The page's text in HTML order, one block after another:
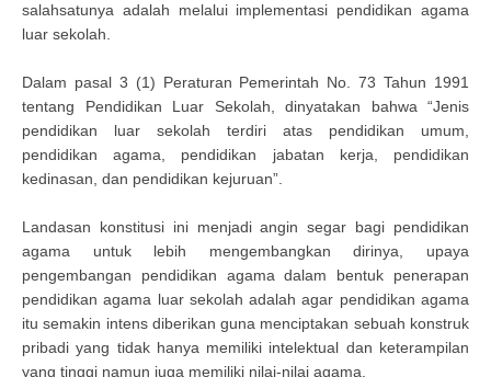
salahsatunya adalah melalui implementasi pendidikan agama
luar sekolah.
Dalam pasal 3 (1) Peraturan Pemerintah No. 73 Tahun 1991
tentang Pendidikan Luar Sekolah, dinyatakan bahwa “Jenis
pendidikan luar sekolah terdiri atas pendidikan umum,
pendidikan agama, pendidikan jabatan kerja, pendidikan
kedinasan, dan pendidikan kejuruan”.
Landasan konstitusi ini menjadi angin segar bagi pendidikan
agama untuk lebih mengembangkan dirinya, upaya
pengembangan pendidikan agama dalam bentuk penerapan
pendidikan agama luar sekolah adalah agar pendidikan agama
itu semakin intens diberikan guna menciptakan sebuah konstruk
pribadi yang tidak hanya memiliki intelektual dan keterampilan
yang tinggi namun juga memiliki nilai-nilai agama.